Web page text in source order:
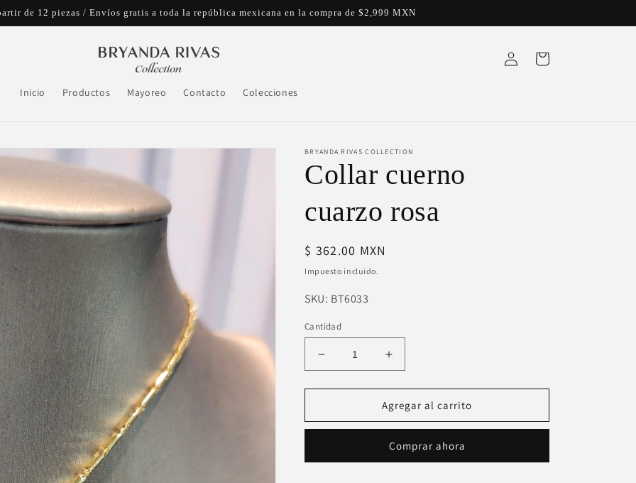
de 12 piezas / Envíos gratis a toda la república mexicana en la compra de $2,999 MXN
Inicio Productos Mayoreo Contacto Colecciones
Iniciar
sesión
Carrito
BRYANDA RIVAS COLLECTION
Collar cuerno
cuarzo rosa
Precio
habitual
$ 362.00 MXN
Impuesto incluido.
SKU:
SKU: BT6033
Cantidad
Reducir
cantidad
para
cuerno
Aumentar
cantidad
para
Collar
cuerno
rosa
Agregar al carrito
Comprar ahora